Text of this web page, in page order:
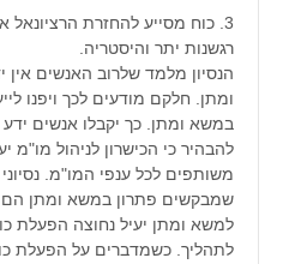
3. כוח מסייע להחזרת
רגשנות יתר והיסטריה.
הנסיון מלמד שלרוב האנשים אין
ומתן. חלקם מודעים לכך ויפנו
במשא ומתן. כך יקבלו אנשים
להבהיר כי הכישרון לניהול מו"מ
משותפים לכל ענפי המו"מ.
שמבקשים פתרון במשא ומתן הם
למשא ומתן יעיל נחוצה הפעלת
לתהליך. כשמדברים על הפעלת